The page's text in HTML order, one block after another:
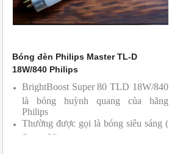
Bóng đèn Philips Master TL-D
18W/840 Philips
BrightBoost Super 80 TLD 18W/840
là bóng huỳnh quang của hãng
Philips
Thường được gọi là bóng siêu sáng (
Super 80)